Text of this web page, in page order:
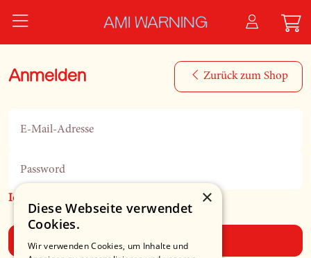
AMI WARNING
Anmelden Zurück zum Shop
E-Mail-Adresse
Password
Ich habe mein Passwort vergessen
Anmelden
×
Diese Webseite verwendet
Cookies.
Wir verwenden Cookies, um Inhalte und